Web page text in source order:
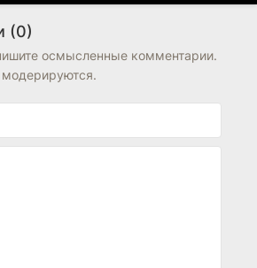
(0)
осмысленные комментарии.